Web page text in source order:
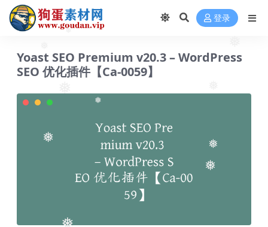
❅
❅
❅
❅ ❅
登录
Yoast SEO Premium v​​20.3 – WordPress
SEO 优化插件【Ca-0059】